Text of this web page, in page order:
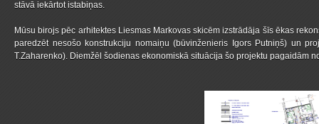
stāvā iekārtot istabiņas.
Mūsu birojs pēc arhitektes Liesmas Markovas skicēm izstrādāja šīs ēkas
paredzēt nesošo konstrukciju nomaiņu (būvinženieris Igors Putniņš) un
T.Zaharenko). Diemžēl šodienas ekonomiskā situācija šo projektu pagaidām